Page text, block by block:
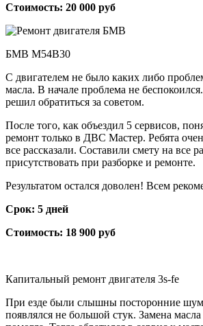
Стоимость: 20 000 руб
БМВ М54B30
С двигателем не было каких либо
масла. В начале проблема не
решил обратиться за советом.
После того, как объездил 5 сервисов,
ремонт только в ДВС Мастер. Ребята
все рассказали. Составили смету на все
присутствовать при разборке и ремонте.
Результатом остался доволен! Всем
Срок: 5 дней
Стоимость: 18 900 руб
Капитальный ремонт двигателя 3s-fe
При езде были слышны посторонние
появлялся не большой стук. Замена